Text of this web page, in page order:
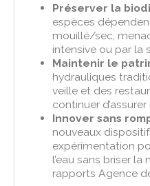
Préserver la
espèces
mouillé/sec,
intensive ou par la
Maintenir le
hydrauliques
veille et des
continuer d’assurer
Innover sans
nouveaux
expérimentation
l’eau sans briser
rapports Agence